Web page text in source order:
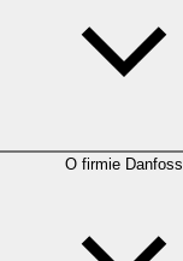
O firmie Danfoss